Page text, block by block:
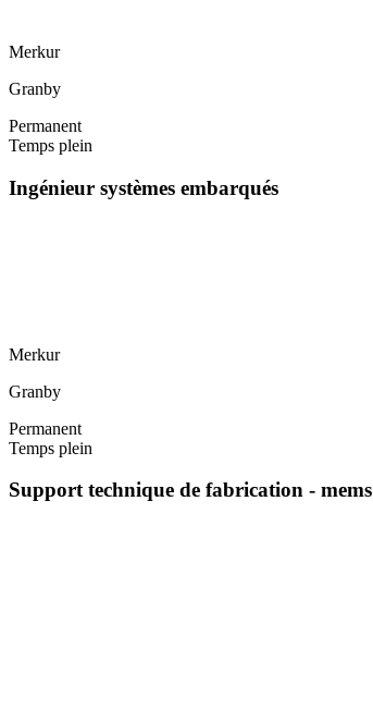
Merkur
Granby
Permanent
Temps plein
Ingénieur systèmes embarqués
Merkur
Granby
Permanent
Temps plein
Support technique de fabrication - mems